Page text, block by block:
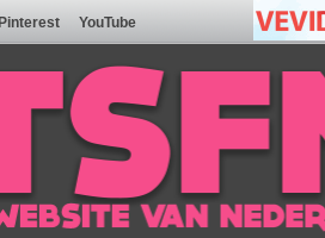
Pinterest YouTube